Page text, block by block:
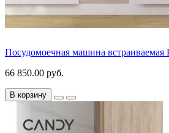
Посудомоечная машина
66 850.00 руб.
В корзину